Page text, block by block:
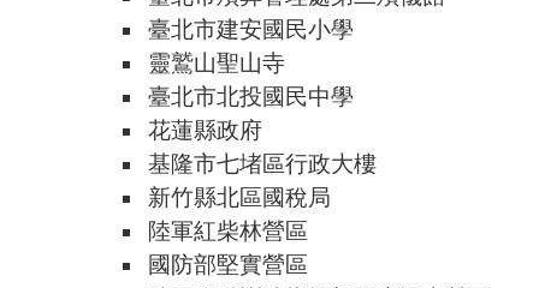
臺北市建安國民小學
靈鷲山聖山寺
臺北市北投國民中學
花蓮縣政府
基隆市七堵區行政大樓
新竹縣北區國稅局
陸軍紅柴林營區
國防部堅實營區